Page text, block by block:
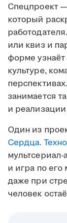
Спецпроект
который
или квиз и
форме
культуре,
перспективах.
занимается
и
Один из
Сердца.
и игра по его
даже при
человек